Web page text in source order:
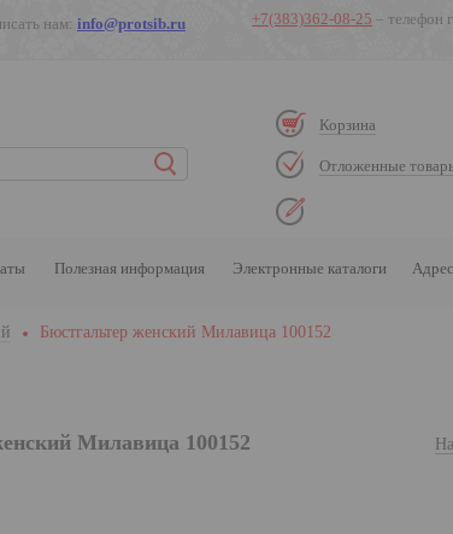
+7(383)362-08-25 – телефон
нам: info@protsib.ru
Корзина
Отложенные
Полезная информация Электронные каталоги
Бюстгальтер женский Милавица 100152
Милавица 100152